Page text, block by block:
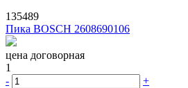
135489
Пика BOSCH 2608690106
цена договорная
1
-
+